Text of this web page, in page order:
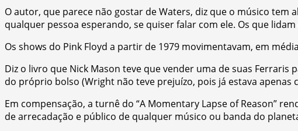
O autor, que parece não gostar de Waters, diz que o músico tem
qualquer pessoa esperando, se quiser falar com ele. Os que
Os shows do Pink Floyd a partir de 1979 movimentavam, em
Diz o livro que Nick Mason teve que vender uma de suas
do próprio bolso (Wright não teve prejuízo, pois já estava
Em compensação, a turnê do “A Momentary Lapse of Reason”
de arrecadação e público de qualquer músico ou banda do